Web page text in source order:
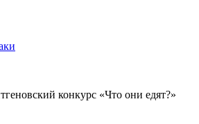
конкурс «Что они едят?»